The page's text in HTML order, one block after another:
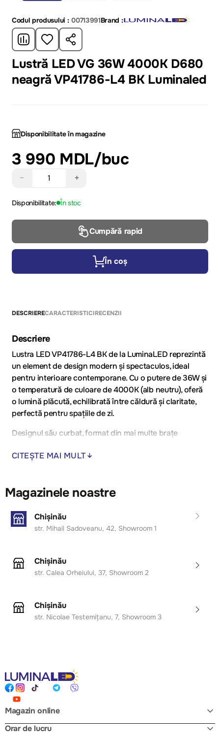
Codul produsului : 00713991Brand :
Lustră LED VG 36W 4000K D680
neagră VP41786-L4 BK Luminaled
Disponibilitate în magazine
3 990 MDL/buc
− +
Disponibilitate: În stoc
Cumpără rapid
În coș
DESCRIERECARACTERISTICIRECENZII
Descriere
Lustra LED VP41786-L4 BK de la LuminaLED reprezintă
un element de design modern și spectaculos, ideal
pentru interioare contemporane. Cu o putere de 36W și
o temperatură de culoare de 4000K (alb neutru), oferă
o lumină plăcută, echilibrată între căldură și claritate,
perfectă pentru spațiile de zi.
Designul său curbat, format din mai multe brațe
sofisticat. Corpul în culoare neagră mată adaugă
Avantaje:
Design modern cu linii arcuite și efect de lumină
ambientală;
Montaj simplu și aspect decorativ elegant;
Durată lungă de viață a sursei LED și consum redus
CITEȘTE MAI MULT
Magazinele noastre
Chișinău
str. Mihail Sadoveanu, 42, Showroom 1
Chișinău
str. Calea Orheiului, 37, Showroom 2
Chișinău
str. Nicolae Testemițanu, 7, Showroom 3
Magazin online
Orar de lucru